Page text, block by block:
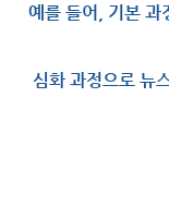
예를 들어, 기본 과
심화 과정으로 뉴